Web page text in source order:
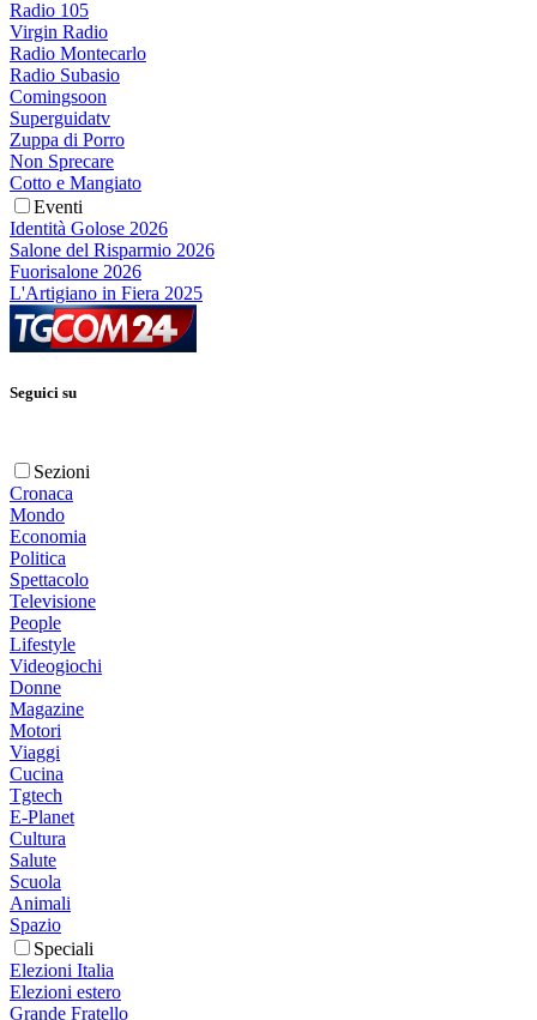
Radio 105
Virgin Radio
Radio Montecarlo
Radio Subasio
Comingsoon
Superguidatv
Zuppa di Porro
Non Sprecare
Cotto e Mangiato
Eventi
Identità Golose 2026
Salone del Risparmio 2026
Fuorisalone 2026
L'Artigiano in Fiera 2025
Seguici su
Sezioni
Cronaca
Mondo
Economia
Politica
Spettacolo
Televisione
People
Lifestyle
Videogiochi
Donne
Magazine
Motori
Viaggi
Cucina
Tgtech
E-Planet
Cultura
Salute
Scuola
Animali
Spazio
Speciali
Elezioni Italia
Elezioni estero
Grande Fratello